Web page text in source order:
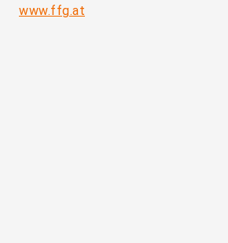
www.ffg.at